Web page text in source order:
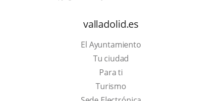
valladolid.es
El Ayuntamiento
Tu ciudad
Para ti
TurismoEste